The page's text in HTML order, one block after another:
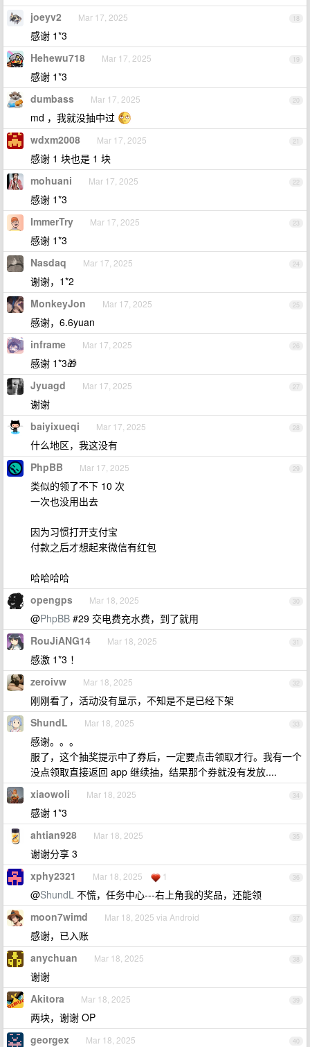
18
joeyv2 Mar 17, 2025
感谢 1*3
19
Hehewu718 Mar 17, 2025
感谢 1*3
20
dumbass Mar 17, 2025
md ，我就没抽中过
21
wdxm2008 Mar 17, 2025
感谢 1 块也是 1 块
22
mohuani Mar 17, 2025
感谢 1*3
23
ImmerTry Mar 17, 2025
感谢 1*3
24
Nasdaq Mar 17, 2025
谢谢，1*2
25
MonkeyJon Mar 17, 2025
感谢，6.6yuan
26
inframe Mar 17, 2025
感谢 1*3🎁
27
Jyuagd Mar 17, 2025
谢谢
28
baiyixueqi Mar 17, 2025
什么地区，我这没有
29
PhpBB Mar 17, 2025
类似的领了不下 10 次
一次也没用出去
因为习惯打开支付宝
付款之后才想起来微信有红包
哈哈哈哈
30
opengps Mar 18, 2025
@PhpBB #29 交电费充水费，到了就用
31
RouJiANG14 Mar 18, 2025
感激 1*3 ！
32
zeroivw Mar 18, 2025
刚刚看了，活动没有显示，不知是不是已经下架
33
ShundL Mar 18, 2025
感谢。。。
服了，这个抽奖提示中了券后，一定要点击领取才行。我有一个
没点领取直接返回 app 继续抽，结果那个券就没有发放....
34
xiaowoli Mar 18, 2025
感谢 1*3
35
ahtian928 Mar 18, 2025
谢谢分享 3
36
xphy2321 Mar 18, 2025 1
@ShundL 不慌，任务中心---右上角我的奖品，还能领
37
moon7wimd Mar 18, 2025 via Android
感谢，已入账
38
anychuan Mar 18, 2025
谢谢
39
Akitora Mar 18, 2025
两块，谢谢 OP
40
georgex Mar 18, 2025